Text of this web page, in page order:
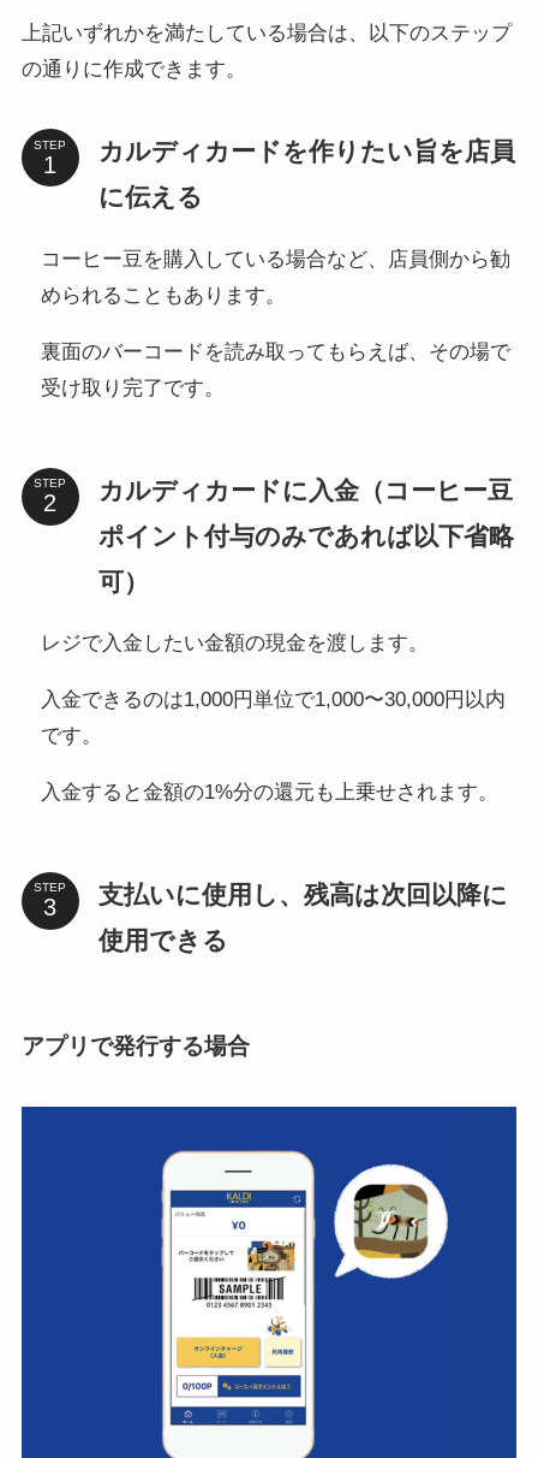
上記いずれかを満たしている場合は、以下のステップ
の通りに作成できます。
STEP
カルディカードを作りたい旨を店員
に伝える
コーヒー豆を購入している場合など、店員側から勧
められることもあります。
裏面のバーコードを読み取ってもらえば、その場で
受け取り完了です。
STEP
カルディカードに入金（コーヒー豆
ポイント付与のみであれば以下省略
可）
レジで入金したい金額の現金を渡します。
入金できるのは1,000円単位で1,000〜30,000円以内
です。
入金すると金額の1%分の還元も上乗せされます。
STEP
支払いに使用し、残高は次回以降に
使用できる
アプリで発行する場合